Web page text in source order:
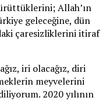
Allah’ın
geleceğine, dün
çaresizliklerini itiraf
iri olacağız, diri
meyvelerini
2020 yılının